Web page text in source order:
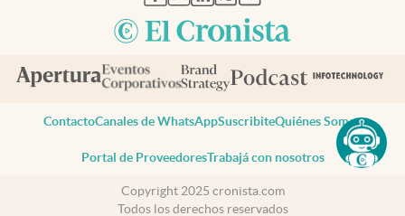
ContactoCanales de WhatsAppSuscribiteQuiénes Somos
Portal de ProveedoresTrabajá con nosotros
Copyright 2025 cronista.com
Todos los derechos reservados